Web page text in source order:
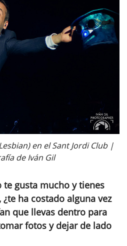
en el Sant Jordi Club |
de Iván Gil
te gusta mucho y tienes
ha costado alguna vez
que llevas dentro para
fotos y dejar de lado